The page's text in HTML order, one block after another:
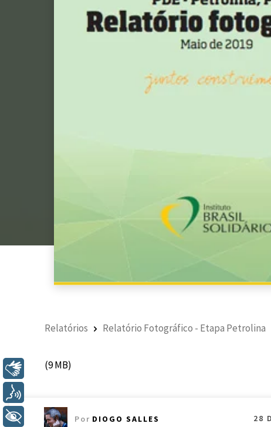
Relatórios Relatório Fotográfico - Etapa Petrolina
(9 MB)
Por DIOGO SALLES 28
Libras
+ Acessibilidade